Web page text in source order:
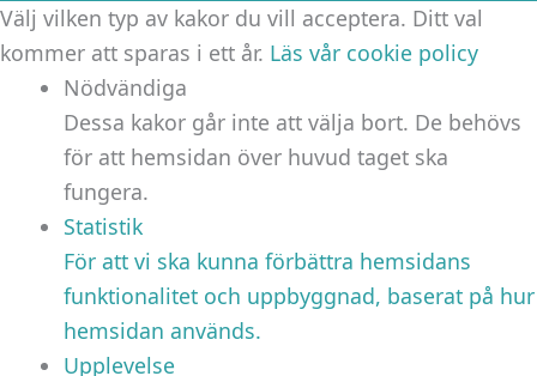
Välj vilken typ av kakor du vill acceptera. Ditt val
kommer att sparas i ett år. Läs vår cookie policy
Nödvändiga
Dessa kakor går inte att välja bort. De behövs
för att hemsidan över huvud taget ska
fungera.
Statistik
För att vi ska kunna förbättra hemsidans
funktionalitet och uppbyggnad, baserat på hur
hemsidan används.
Upplevelse